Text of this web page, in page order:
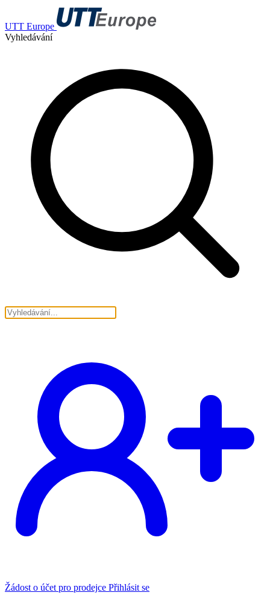
UTT Europe
Vyhledávání
Žádost o účet pro prodejce Přihlásit se